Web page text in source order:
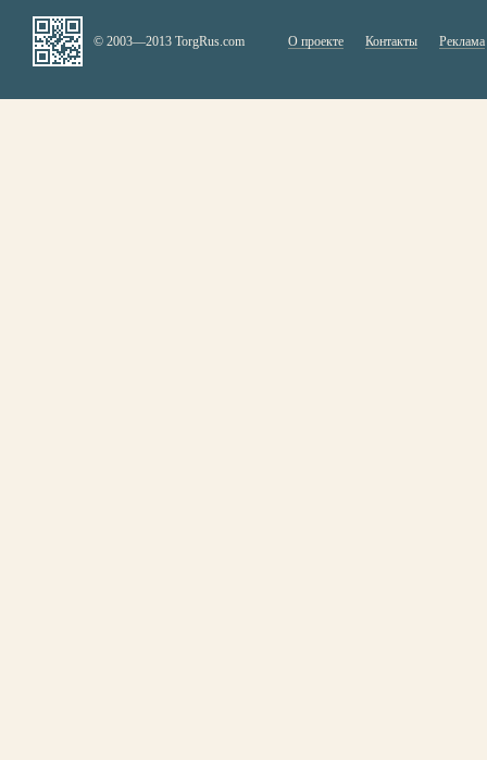
© 2003—2013 TorgRus.com О проекте Контакты Реклама